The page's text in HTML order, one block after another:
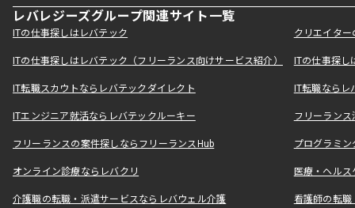
レバレジーズグループ関連サイト一覧
ITの仕事探しはレバテック クリエイタ
ITの仕事探しはレバテック（フリーランス向けサービス紹介） ITの仕事探
IT転職スカウトならレバテックダイレクト IT転職なら
ITエンジニア就活ならレバテックルーキー フリーラン
フリーランスの案件探しならフリーランスHub プログラミ
オンライン診療ならレバクリ 医療・ヘル
介護職の転職・派遣サービスならレバウェル介護 看護師の転